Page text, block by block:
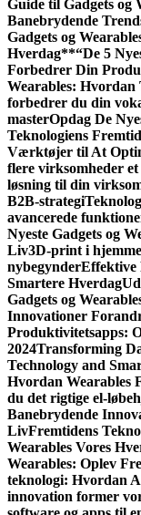
Guide til Gadgets og
Banebrydende
Gadgets og
Hverdag**“De 5
Forbedrer Din
Wearables:
forbedrer du din
masterOpdag De
Teknologiens Fremtid
Værktøjer til At
flere virksomheder
løsning til din
B2B-strategi
avancerede
Nyeste Gadgets og
Liv3D-print i
nybegynderEffektive
Smartere Hverdag
Gadgets og
Innovationer
Produktivitetsapps:
2024Transforming
Technology and
Hvordan Wearables
du det rigtige el-
Banebrydende
LivFremtidens
Wearables Vores
Wearables: Oplev
teknologi: Hvordan
innovation former